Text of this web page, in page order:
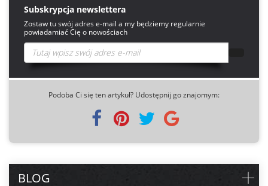
Subskrypcja newslettera
Zostaw tu swój adres e-mail a my będziemy regularnie
powiadamiać Cię o nowościach
Podoba Ci się ten artykuł? Udostępnij go znajomym:
BLOG